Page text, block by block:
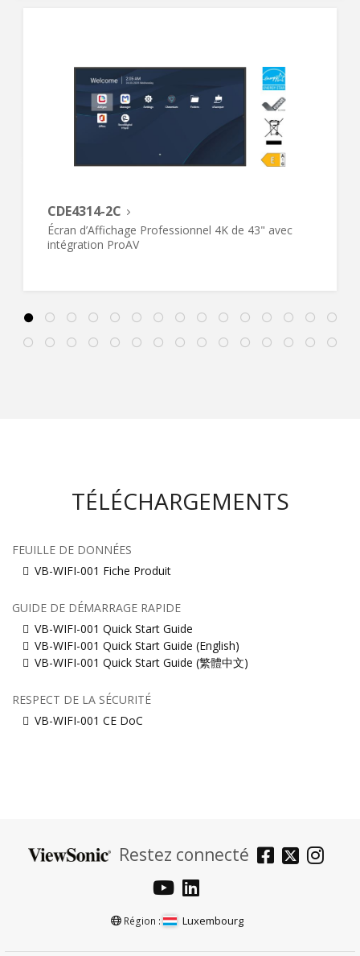
CDE4314-2C
Écran d’Affichage Professionnel 4K de 43" avec
intégration ProAV
TÉLÉCHARGEMENTS
FEUILLE DE DONNÉES
VB-WIFI-001 Fiche Produit
GUIDE DE DÉMARRAGE RAPIDE
VB-WIFI-001 Quick Start Guide
VB-WIFI-001 Quick Start Guide (English)
VB-WIFI-001 Quick Start Guide (繁體中文)
RESPECT DE LA SÉCURITÉ
VB-WIFI-001 CE DoC
Restez connecté
Région : Luxembourg